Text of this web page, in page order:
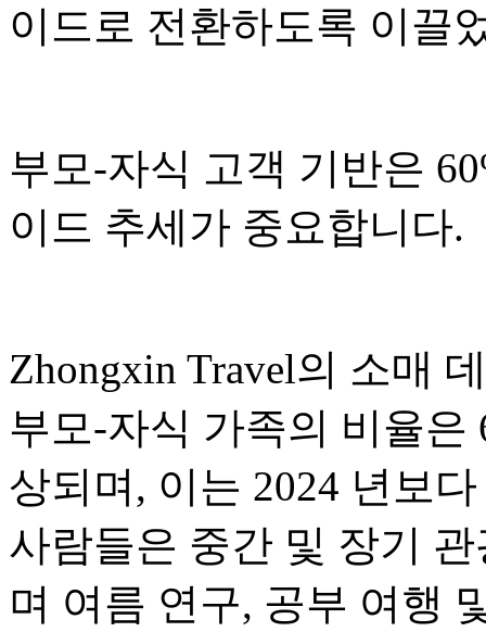
이드로 전환하도록 이끌
부모-자식 고객 기반은
이드 추세가 중요합니다.
Zhongxin Travel의 소매
부모-자식 가족의 비율은
상되며, 이는 2024 년보
사람들은 중간 및 장기
며 여름 연구, 공부 여행